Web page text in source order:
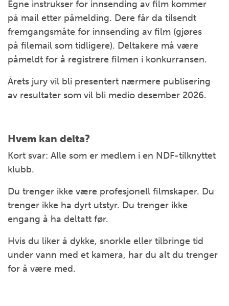
Egne instrukser for innsending av film kommer
på mail etter påmelding. Dere får da tilsendt
fremgangsmåte for innsending av film (gjøres
på filemail som tidligere). Deltakere må være
påmeldt for å registrere filmen i konkurransen.
Årets jury vil bli presentert nærmere publisering
av resultater som vil bli medio desember 2026.
Hvem kan delta?
Kort svar: Alle som er medlem i en NDF-tilknyttet
klubb.
Du trenger ikke være profesjonell filmskaper. Du
trenger ikke ha dyrt utstyr. Du trenger ikke
engang å ha deltatt før.
Hvis du liker å dykke, snorkle eller tilbringe tid
under vann med et kamera, har du alt du trenger
for å være med.